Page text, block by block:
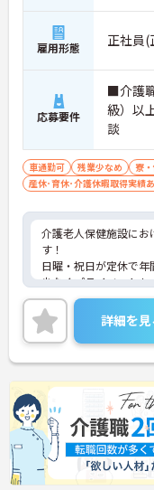
雇用形態 正社員(
応募要件
■介護
級）以
談
車通勤可 残業少なめ 寮
産休･育休･介護休暇取得実績
介護老人保健施設にお
す！
日曜・祝日が定休で
少なくプライベート
す！
ご興味ある方には、面
細をお話致しますので
詳細を見